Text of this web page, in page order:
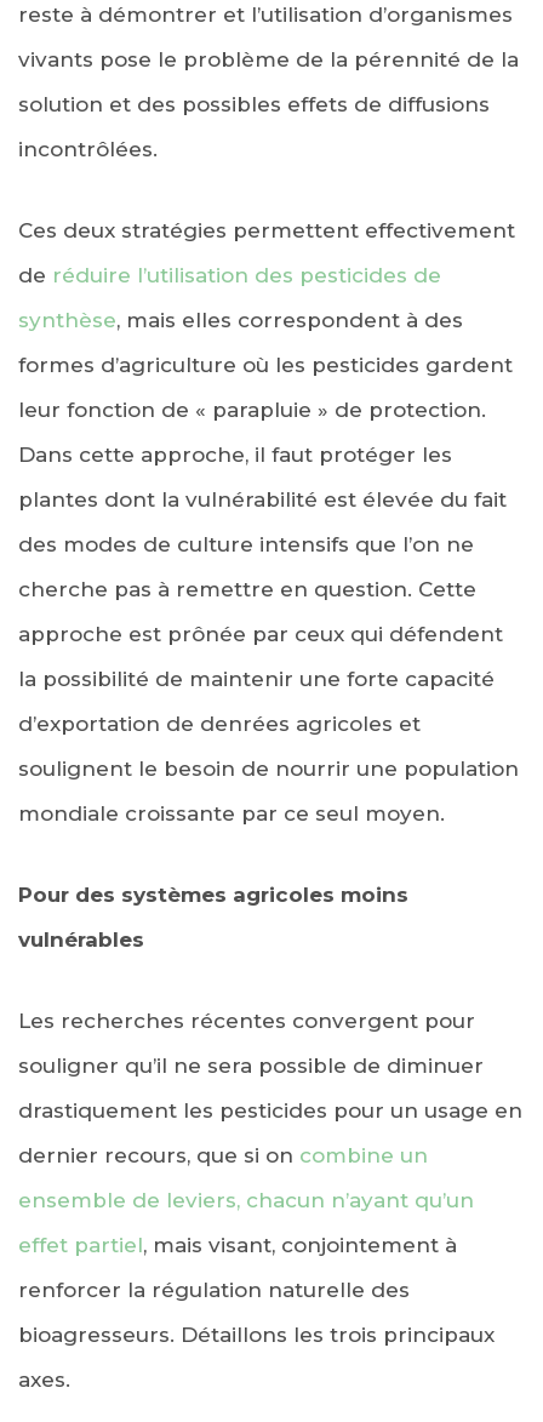
reste à démontrer et l’utilisation d’organismes
vivants pose le problème de la pérennité de la
solution et des possibles effets de diffusions
incontrôlées.
Ces deux stratégies permettent effectivement
de réduire l’utilisation des pesticides de
synthèse, mais elles correspondent à des
formes d’agriculture où les pesticides gardent
leur fonction de « parapluie » de protection.
Dans cette approche, il faut protéger les
plantes dont la vulnérabilité est élevée du fait
des modes de culture intensifs que l’on ne
cherche pas à remettre en question. Cette
approche est prônée par ceux qui défendent
la possibilité de maintenir une forte capacité
d’exportation de denrées agricoles et
soulignent le besoin de nourrir une population
mondiale croissante par ce seul moyen.
Pour des systèmes agricoles moins
vulnérables
Les recherches récentes convergent pour
souligner qu’il ne sera possible de diminuer
drastiquement les pesticides pour un usage en
dernier recours, que si on combine un
ensemble de leviers, chacun n’ayant qu’un
effet partiel, mais visant, conjointement à
renforcer la régulation naturelle des
bioagresseurs. Détaillons les trois principaux
axes.